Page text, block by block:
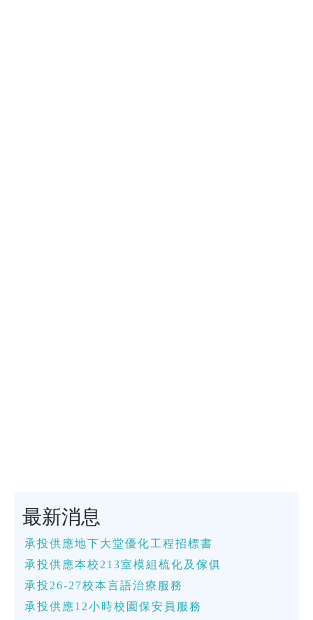
最新消息
承投供應地下大堂優化工程招標書
承投供應本校213室模組梳化及傢俱
承投26-27校本言語治療服務
承投供應12小時校園保安員服務